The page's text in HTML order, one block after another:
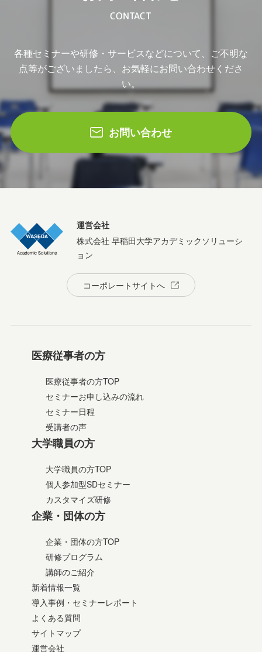
CONTACT
各種セミナーや研修・サービスなどについて、ご不明な
点等がございましたら、お気軽にお問い合わせくださ
い。
お問い合わせ
運営会社
株式会社 早稲田大学アカデミックソリューシ
ョン
コーポレートサイトへ
医療従事者の方
医療従事者の方TOP
セミナーお申し込みの流れ
セミナー日程
受講者の声
大学職員の方
大学職員の方TOP
個人参加型SDセミナー
カスタマイズ研修
企業・団体の方
企業・団体の方TOP
研修プログラム
講師のご紹介
新着情報一覧
導入事例・セミナーレポート
よくある質問
サイトマップ
運営会社